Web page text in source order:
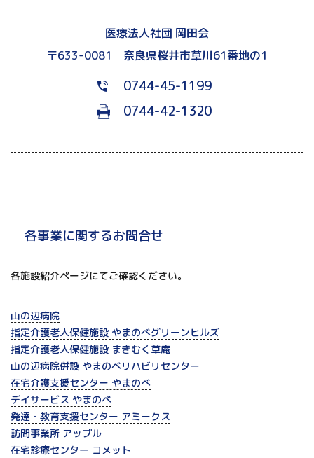
医療法人社団 岡田会
〒633-0081 奈良県桜井市草川61番地の1
0744-45-1199
0744-42-1320
各事業に関するお問合せ
各施設紹介ページにてご確認ください。
山の辺病院
指定介護老人保健施設 やまのべグリーンヒルズ
指定介護老人保健施設 まきむく草庵
山の辺病院併設 やまのべリハビリセンター
在宅介護支援センター やまのべ
デイサービス やまのべ
発達・教育支援センター アミークス
訪問事業所 アップル
在宅診療センター コメット